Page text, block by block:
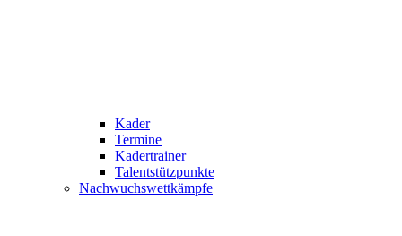
Kader
Termine
Kadertrainer
Talentstützpunkte
Nachwuchswettkämpfe